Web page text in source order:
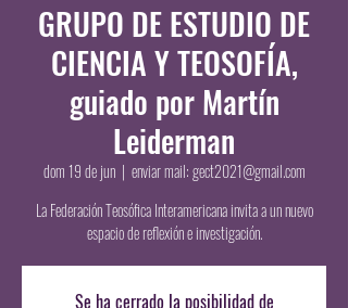
GRUPO DE ESTUDIO DE
CIENCIA Y TEOSOFÍA,
guiado por Martín
Leiderman
dom 19 de jun
  |
enviar mail: gect2021@gmail.com
La Federación Teosófica Interamericana invita a un nuevo
espacio de reflexión e investigación.
Se ha cerrado la posibilidad de